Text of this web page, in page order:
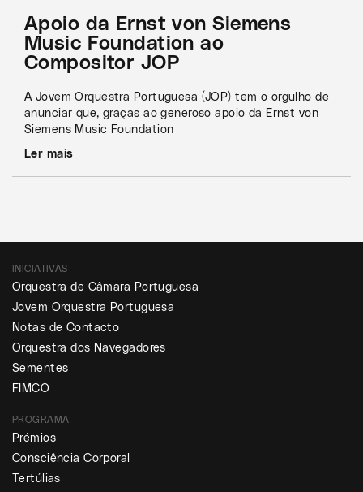
Apoio da Ernst von Siemens
Music Foundation ao
Compositor JOP
A Jovem Orquestra Portuguesa (JOP) tem o orgulho de
anunciar que, graças ao generoso apoio da Ernst von
Siemens Music Foundation
Ler mais
INICIATIVAS
Orquestra de Câmara Portuguesa
Jovem Orquestra Portuguesa
Notas de Contacto
Orquestra dos Navegadores
Sementes
FIMCO
PROGRAMA
Prémios
Consciência Corporal
Tertúlias